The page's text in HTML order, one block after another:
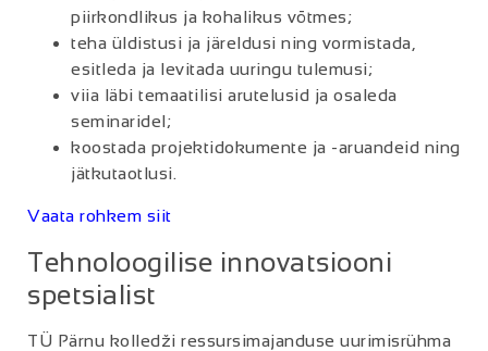
piirkondlikus ja kohalikus võtmes;
teha üldistusi ja järeldusi ning vormistada,
esitleda ja levitada uuringu tulemusi;
viia läbi temaatilisi arutelusid ja osaleda
seminaridel;
koostada projektidokumente ja -aruandeid ning
jätkutaotlusi.
Vaata rohkem siit
Tehnoloogilise innovatsiooni
spetsialist
TÜ Pärnu kolledži ressursimajanduse uurimisrühma